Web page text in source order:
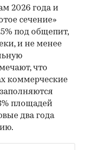
2026 года и
сечение»
под общепит,
и не менее
что
коммерческие
площадей
два года